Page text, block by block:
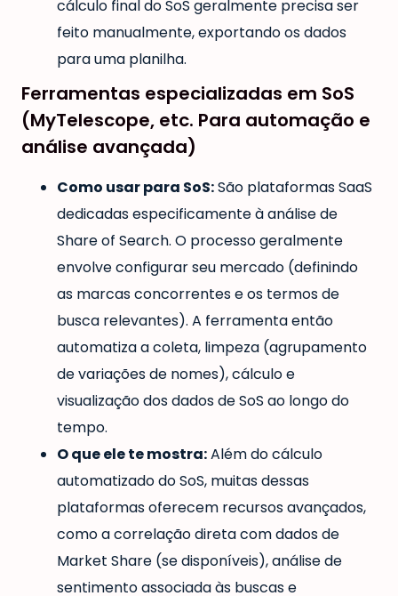
cálculo final do SoS geralmente precisa ser
feito manualmente, exportando os dados
para uma planilha.
Ferramentas especializadas em SoS
(MyTelescope, etc. Para automação e
análise avançada)
Como usar para SoS:São plataformas SaaS
dedicadas especificamente à análise de
Share of Search. O processo geralmente
envolve configurar seu mercado (definindo
as marcas concorrentes e os termos de
busca relevantes). A ferramenta então
automatiza a coleta, limpeza (agrupamento
de variações de nomes), cálculo e
visualização dos dados de SoS ao longo do
tempo.
O que ele te mostra:Além do cálculo
automatizado do SoS, muitas dessas
plataformas oferecem recursos avançados,
como a correlação direta com dados de
Market Share (se disponíveis), análise de
sentimento associada às buscas e